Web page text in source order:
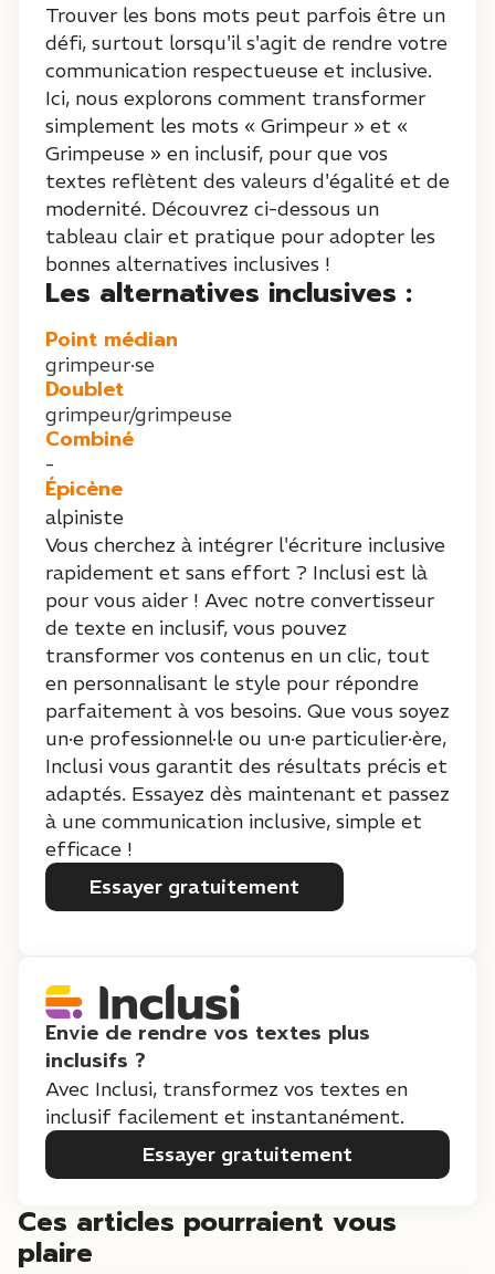
Trouver les bons mots peut parfois être un
défi, surtout lorsqu'il s'agit de rendre votre
communication respectueuse et inclusive.
Ici, nous explorons comment transformer
simplement les mots « Grimpeur » et «
Grimpeuse » en inclusif, pour que vos
textes reflètent des valeurs d'égalité et de
modernité. Découvrez ci-dessous un
tableau clair et pratique pour adopter les
bonnes alternatives inclusives !
Les alternatives inclusives :
Point médian
grimpeur·se
Doublet
grimpeur/grimpeuse
Combiné
-
Épicène
alpiniste
Vous cherchez à intégrer l'écriture inclusive
rapidement et sans effort ? Inclusi est là
pour vous aider ! Avec notre convertisseur
de texte en inclusif, vous pouvez
transformer vos contenus en un clic, tout
en personnalisant le style pour répondre
parfaitement à vos besoins. Que vous soyez
un·e professionnel·le ou un·e particulier·ère,
Inclusi vous garantit des résultats précis et
adaptés. Essayez dès maintenant et passez
à une communication inclusive, simple et
efficace !
Essayer gratuitement
Envie de rendre vos textes plus
inclusifs ?
Avec Inclusi, transformez vos textes en
inclusif facilement et instantanément.
Essayer gratuitement
Ces articles pourraient vous
plaire